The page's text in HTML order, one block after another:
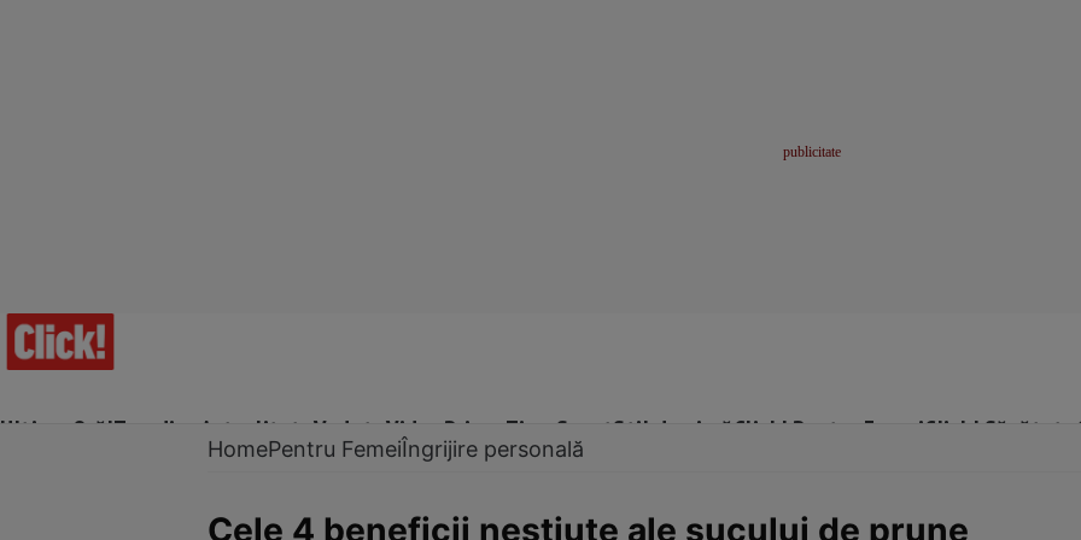
Ultima Oră!Trending Actualitate Vedete Video Prime Time SportStil de viațăClick! Pentru FemeiClick! Sănătate
HomePentru FemeiÎngrijire personală
Cele 4 beneficii neştiute ale sucului de prune